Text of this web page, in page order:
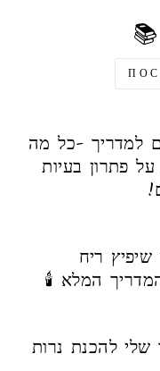
למדריך -כל מה
פתרון בעיות
ריח
המלא 🕯️
שלי להכנת נרות